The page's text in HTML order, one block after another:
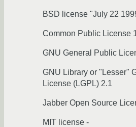
BSD license "July 22
Common Public License
GNU General Public
GNU Library or "Lesser"
License (LGPL) 2.1
Jabber Open Source
MIT license -